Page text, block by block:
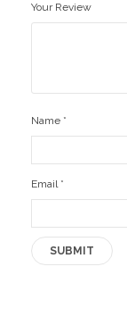
Your Review
Name *
Email *